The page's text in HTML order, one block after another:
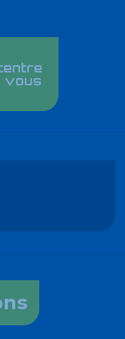
vous